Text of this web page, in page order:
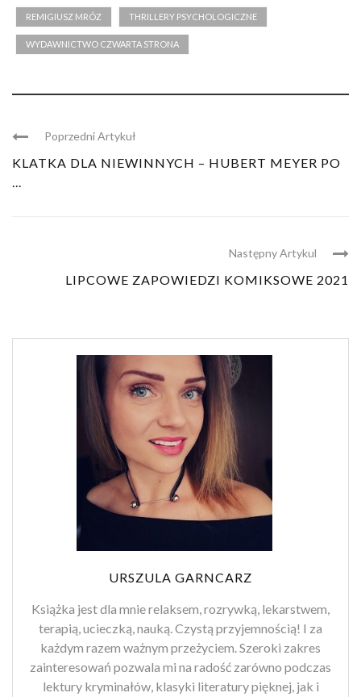
REMIGIUSZ MRÓZ THRILLERY PSYCHOLOGICZNE
WYDAWNICTWO CZWARTA STRONA
Poprzedni Artykuł
KLATKA DLA NIEWINNYCH – HUBERT MEYER PO
...
Następny Artykul
LIPCOWE ZAPOWIEDZI KOMIKSOWE 2021
URSZULA GARNCARZ
Książka jest dla mnie relaksem, rozrywką, lekarstwem,
terapią, ucieczką, nauką. Czystą przyjemnością! I za
każdym razem ważnym przeżyciem. Szeroki zakres
zainteresowań pozwala mi na radość zarówno podczas
lektury kryminałów, klasyki literatury pięknej, jak i